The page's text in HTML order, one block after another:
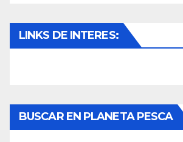
LINKS DE INTERES:
BUSCAR EN PLANETA PESCA